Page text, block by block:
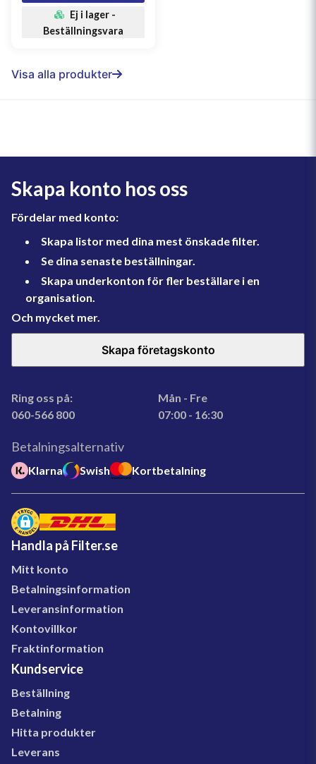
6645855, 66458555, 6645855, 66458555, 811419,
00811419, 303483606, 6740358096, 344P, 51460,
Ej i lager -
Beställningsvara
Visa alla produkter
Skapa konto hos oss
Fördelar med konto:
Skapa listor med dina mest önskade filter.
Se dina senaste beställningar.
Skapa underkonton för fler beställare i en
organisation.
Och mycket mer.
Skapa företagskonto
Ring oss på:
060-566 800
Mån - Fre
07:00 - 16:30
Betalningsalternativ
Klarna Swish Kortbetalning
Handla på Filter.se
Mitt konto
Betalningsinformation
Leveransinformation
Kontovillkor
Fraktinformation
Kundservice
Beställning
Betalning
Hitta produkter
Leverans